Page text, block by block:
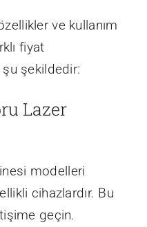
ve kullanım
fiyat
şu şekildedir:
Lazer
modelleri
cihazlardır. Bu
geçin.